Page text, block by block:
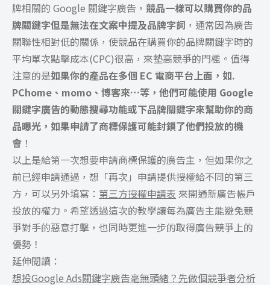
牌相關的 Google 關鍵字廣告， 競品一樣可以購買你的品
牌關鍵字但是無法在文案中提及品牌字詞 ，通常因為廣告
關聯性相對低的關係，使競品在購買你的品牌關鍵字時的
平均單次點擊成本(CPC)很高，來墊高競爭的門檻。值得
注意的是如果你的產品在多個 EC 電商平台上面，如.
PChome、momo、博客來…等，他們可能使用 Google
關鍵字廣告的動態搜尋功能或下品牌關鍵字來幫助你的商
品曝光，如果申請了商標保護可能封鎖了他們投放的機
會 ！
以上是給第一次想要申請商標保護的廣告主，但如果你之
前已經申請通過，想「再次」申請提供授權給不同的第三
方，可以另外填寫： 第三方授權申請表 來開通新廣告帳戶
投放的權力。希望透過這次的教學讓每為廣告主能避免競
爭對手的惡意打擊，也同時更進一步的取得廣告競爭上的
優勢！
延伸閱讀：
想投Google Ads關鍵字廣告毫無頭緒？先做個競爭者分析